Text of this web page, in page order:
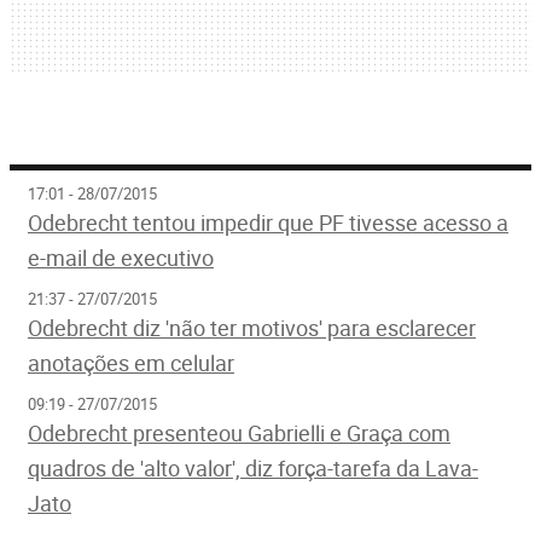
17:01 - 28/07/2015
Odebrecht tentou impedir que PF tivesse acesso a
e-mail de executivo
21:37 - 27/07/2015
Odebrecht diz 'não ter motivos' para esclarecer
anotações em celular
09:19 - 27/07/2015
Odebrecht presenteou Gabrielli e Graça com
quadros de 'alto valor', diz força-tarefa da Lava-
Jato